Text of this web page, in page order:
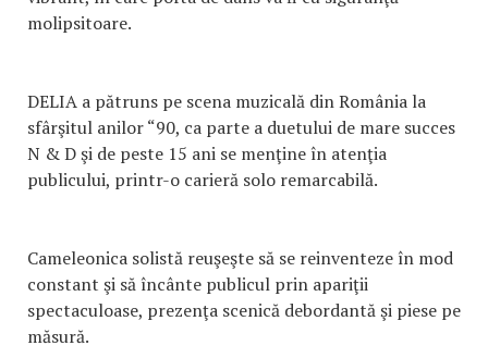
molipsitoare.
DELIA a pătruns pe scena muzicală din România la
sfârşitul anilor “90, ca parte a duetului de mare succes
N & D şi de peste 15 ani se menţine în atenţia
publicului, printr-o carieră solo remarcabilă.
Cameleonica solistă reuşeşte să se reinventeze în mod
constant şi să încânte publicul prin apariţii
spectaculoase, prezenţa scenică debordantă şi piese pe
măsură.